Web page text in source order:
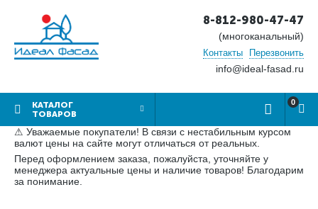
8-812-980-47-47
(многоканальный)
Контакты Перезвонить
info@ideal-fasad.ru
КАТАЛОГ
ТОВАРОВ
0
⚠ Уважаемые покупатели! В связи с нестабильным курсом
валют цены на сайте могут отличаться от реальных.
Перед оформлением заказа, пожалуйста, уточняйте у
менеджера актуальные цены и наличие товаров! Благодарим
за понимание.